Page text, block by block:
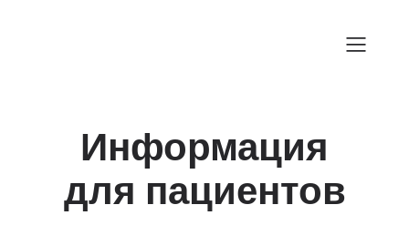
Информация
для пациентов